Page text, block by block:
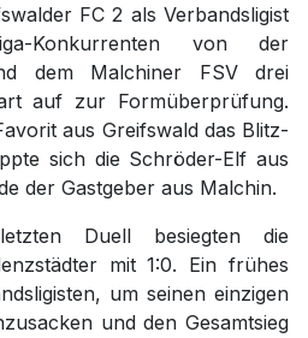
FC 2 als Verbandsligist
Konkurrenten von der
dem Malchiner FSV drei
auf zur Formüberprüfung.
aus Greifswald das Blitz-
sich die Schröder-Elf aus
der Gastgeber aus Malchin.
Duell besiegten die
mit 1:0. Ein frühes
um seinen einzigen
und den Gesamtsieg